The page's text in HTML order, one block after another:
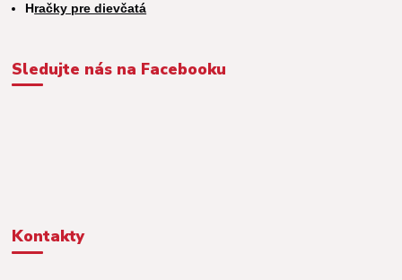
Hračky pre dievčatá
Sledujte nás na Facebooku
Kontakty